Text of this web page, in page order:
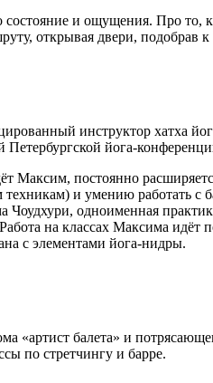
и ощущения. Про то,
открывая двери,
инструктор хатха
йога-
Максим, постоянно
и умению работать с
одноименная
на классах Максима
с элементами йога-нидры.
«артист балета» и
по стретчингу и барре.